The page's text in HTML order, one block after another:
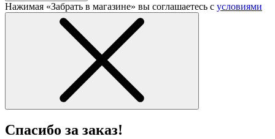
Нажимая «Забрать в магазине» вы соглашаетесь с условиями
Спасибо за заказ!